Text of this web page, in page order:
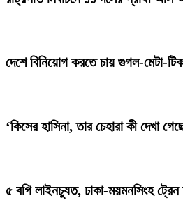
দেশে বিনিয়োগ করতে চায় গুগল-মেটা-
‘কিসের হাসিনা, তার চেহারা কী দেখা
৫ বগি লাইনচ্যুত, ঢাকা-ময়মনসিংহ